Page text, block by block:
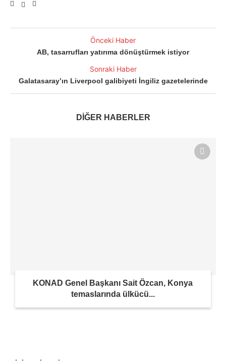
Önceki Haber
AB, tasarrufları yatırıma dönüştürmek istiyor
Sonraki Haber
Galatasaray’ın Liverpool galibiyeti İngiliz gazetelerinde
DİĞER HABERLER
KONAD Genel Başkanı Sait Özcan, Konya
temaslarında ülkücü...